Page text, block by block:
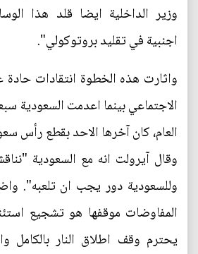
وزير الداخلية ايضا قلد هذا
اجنبية في تقليد بروتوكولي".
واثارت هذه الخطوة انتقادات
الاجتماعي بينما اعدمت السعودية
العام، كان آخرها الاحد بقطع رأس
وقال آيرولت انه مع السعودية
وللسعودية دور يجب ان تلعبه".
المفاوضات موقفها هو تشجيع
يحترم وقف اطلاق النار بالكامل